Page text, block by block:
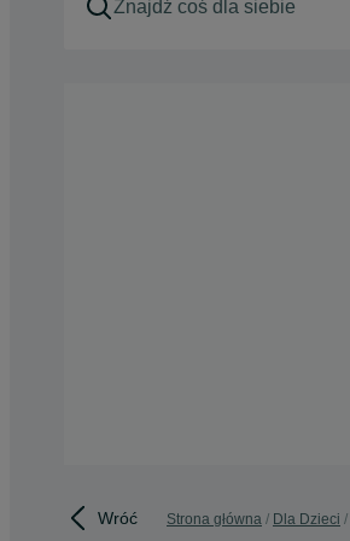
Wróć Strona główna Dla Dzieci